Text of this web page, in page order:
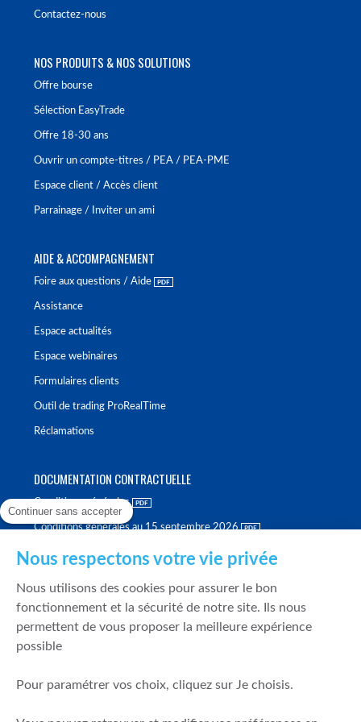
Contactez-nous
NOS PRODUITS & NOS SOLUTIONS
Offre bourse
Sélection EasyTrade
Offre 18-30 ans
Ouvrir un compte-titres / PEA / PEA-PME
Espace client / Accès client
Parrainage / Inviter un ami
AIDE & ACCOMPAGNEMENT
Foire aux questions / Aide
Assistance
Espace actualités
Espace webinaires
Formulaires clients
Outil de trading ProRealTime
Réclamations
DOCUMENTATION CONTRACTUELLE
Conditions générales
Conditions générales au 15 septembre 2026
Politique de meilleure sélection
Politique de durabilité
Fonds de garantie des dépôts et de résolution
Continuer sans accepter
Nous respectons votre vie privée
Nous utilisons des cookies pour assurer le bon
fonctionnement et la sécurité de notre site. Ils nous
permettent de vous proposer la meilleure expérience
possible
Pour paramétrer vos choix, cliquez sur Je choisis.